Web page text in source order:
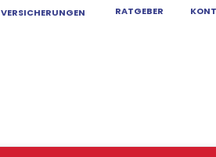
VERSICHERUNGEN RATGEBER